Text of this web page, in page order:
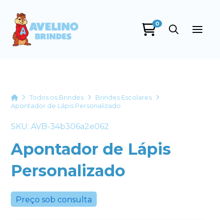
0
HomeTodos os Brindes
Brindes Escolares
Apontador de Lápis Personalizado
SKU: AVB-34b306a2e062
Apontador de Lápis
Personalizado
Preço sob consulta
+55